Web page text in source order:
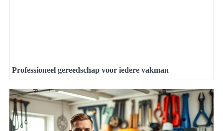
Professioneel gereedschap voor iedere vakman